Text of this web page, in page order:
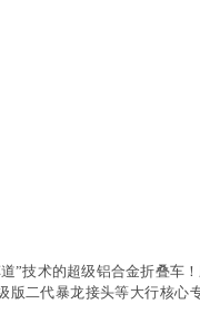
”技术的超级铝合金折叠车
版二代暴龙接头等大行核心